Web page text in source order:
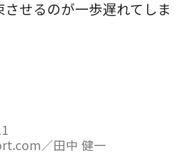
せるのが一歩遅れてしま
／田中 健一